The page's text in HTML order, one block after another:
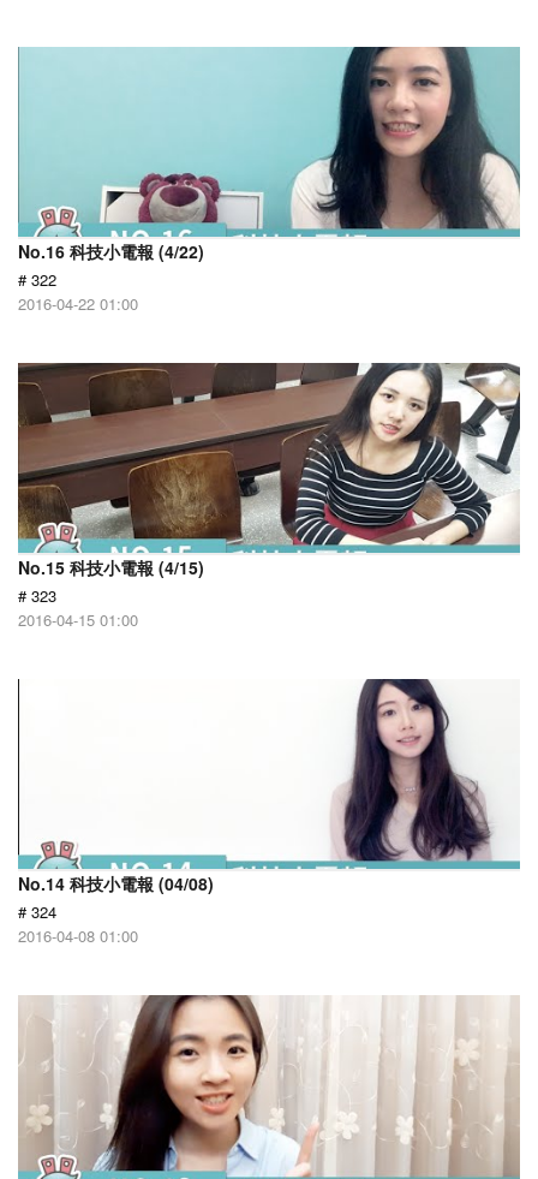
No.16 科技小電報 (4/22)
# 322
2016-04-22 01:00
No.15 科技小電報 (4/15)
# 323
2016-04-15 01:00
No.14 科技小電報 (04/08)
# 324
2016-04-08 01:00